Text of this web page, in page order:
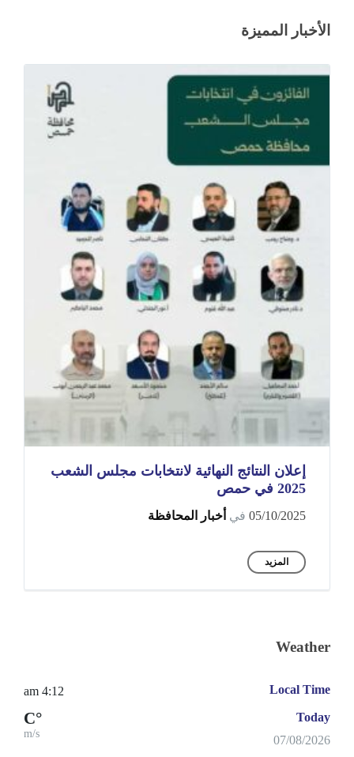
الأخبار المميزة
إعلان النتائج النهائية لانتخابات مجلس الشعب
2025 في حمص
05/10/2025 في أخبار المحافظة
المزيد
Weather
Local Time
4:12 am
Today
07/08/2026
°C
m/s